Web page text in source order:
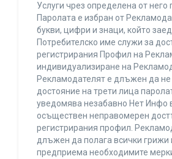
Услуги чрез определена от него
Паролата е избран от
букви, цифри и знаци, който
Потребителско име служи за
регистрирания Профил на
индивидуализиране на
Рекламодателят е длъжен да не
достояние на трети лица
уведомява незабавно Нет Инфо
осъществен неправомерен
регистрирания профил.
длъжен да полага всички грижи
предприема необходимите